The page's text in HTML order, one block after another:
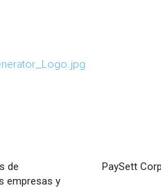
de
empresas y
PaySett